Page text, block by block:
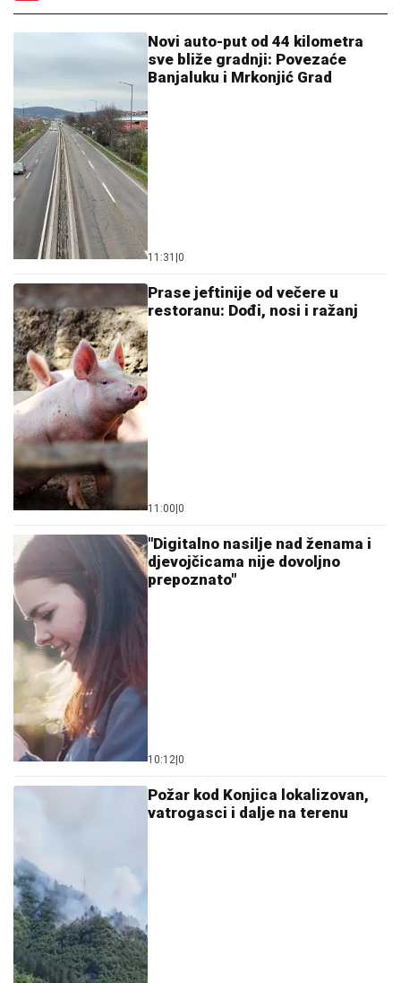
Novi auto-put od 44 kilometra
sve bliže gradnji: Povezaće
Banjaluku i Mrkonjić Grad
11:31 0
Prase jeftinije od večere u
restoranu: Dođi, nosi i ražanj
11:00 0
"Digitalno nasilje nad ženama i
djevojčicama nije dovoljno
prepoznato"
10:12 0
Požar kod Konjica lokalizovan,
vatrogasci i dalje na terenu